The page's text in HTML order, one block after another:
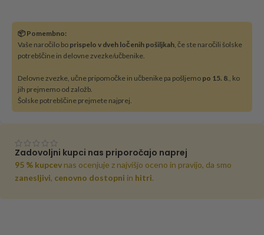
📦 Pomembno:
Vaše naročilo bo prispelo v dveh ločenih pošiljkah , če ste naročili šolske
potrebščine in delovne zvezke/učbenike.
Delovne zvezke, učne pripomočke in učbenike pa pošljemo po 15. 8 ., ko
jih prejmemo od založb.
Šolske potrebščine prejmete najprej.
Zadovoljni kupci nas priporočajo naprej
95 % kupcev nas ocenjuje z najvišjo oceno in pravijo, da smo
zanesljivi, cenovno dostopni in hitri.